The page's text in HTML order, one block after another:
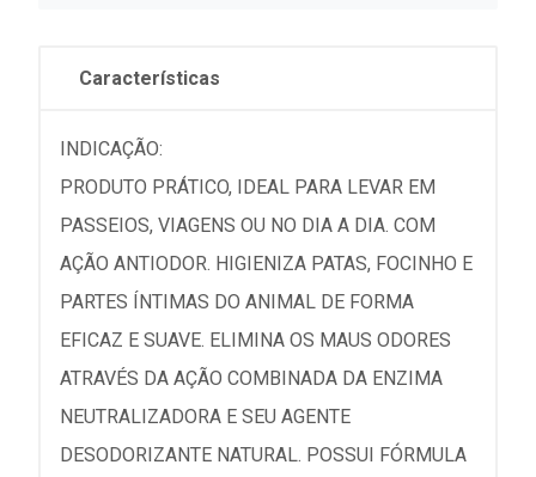
Características
INDICAÇÃO:
PRODUTO PRÁTICO, IDEAL PARA LEVAR EM
PASSEIOS, VIAGENS OU NO DIA A DIA. COM
AÇÃO ANTIODOR. HIGIENIZA PATAS, FOCINHO E
PARTES ÍNTIMAS DO ANIMAL DE FORMA
EFICAZ E SUAVE. ELIMINA OS MAUS ODORES
ATRAVÉS DA AÇÃO COMBINADA DA ENZIMA
NEUTRALIZADORA E SEU AGENTE
DESODORIZANTE NATURAL. POSSUI FÓRMULA